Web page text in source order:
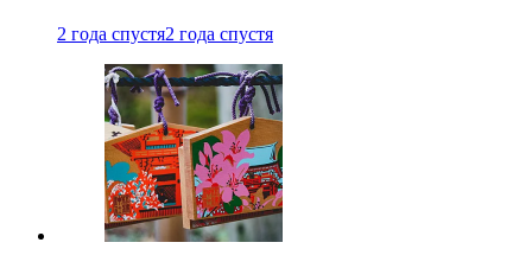
2 года спустя2 года спустя